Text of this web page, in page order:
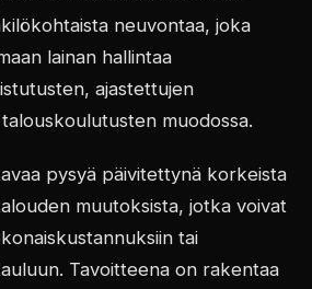
neuvontaa, joka
lainan hallintaa
ajastettujen
muodossa.
pysyä päivitettynä korkeista
muutoksista, jotka voivat
tai
Tavoitteena on rakentaa